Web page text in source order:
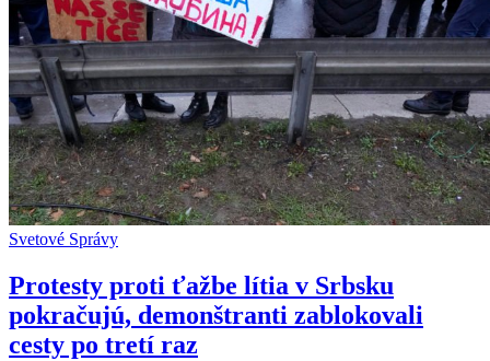
Svetové Správy
Protesty proti ťažbe lítia v Srbsku
pokračujú, demonštranti zablokovali
cesty po tretí raz